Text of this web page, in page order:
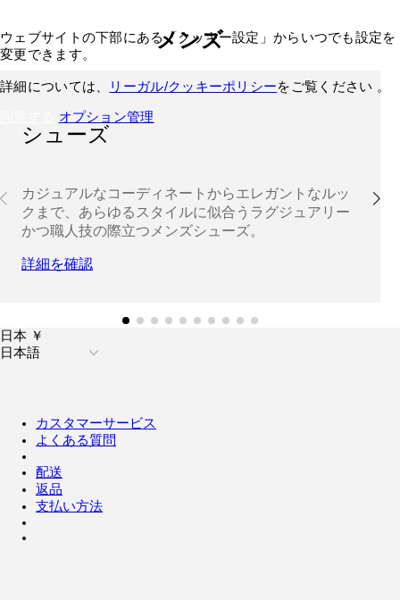
メンズ
シューズ
カジュアルなコーディネートからエレガントなルッ
クまで、あらゆるスタイルに似合うラグジュアリー
かつ職人技の際立つメンズシューズ。
詳細を確認
日本 ￥
日本語
カスタマーサービス
よくある質問
配送
返品
支払い方法
ウェブサイトの下部にある「クッキー設定」からいつでも設定を
変更できます。
詳細については、 リーガル/クッキーポリシーをご覧ください 。
オプション管理